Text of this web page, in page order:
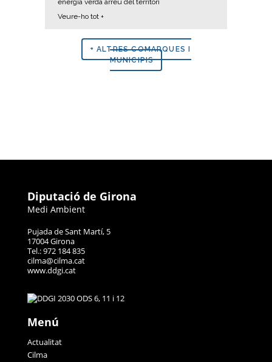
energia verda arreu del territori
Veure-ho tot +
+ ALTRES COMARQUES I
MUNICIPIS
Diputació de Girona
Medi Ambient
Pujada de Sant Martí, 5
17004 Girona
Tel.: 972 184 835
cilma@cilma.cat
www.ddgi.cat
Menú
Actualitat
Cilma